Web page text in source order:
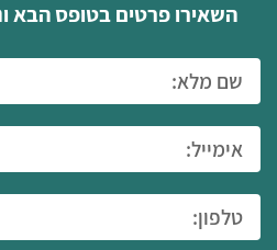
השאירו פרטים בטופס הבא